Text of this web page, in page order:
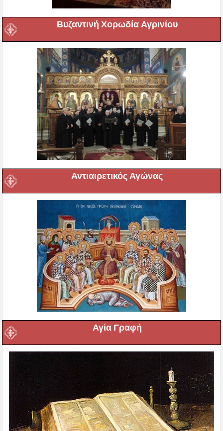
Βυζαντινή Χορωδία Αγρινίου
Αντιαιρετικός Αγώνας
Αγία Γραφή